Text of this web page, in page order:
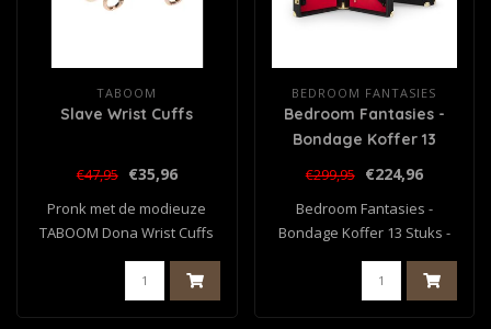
TABOOM
Slave Wrist Cuffs
€47,95 €35,96
Pronk met de modieuze
TABOOM Dona Wrist Cuffs
en geniet van ..
BEDROOM FANTASIES
Bedroom Fantasies -
Bondage Koffer 13
Stuks - Rundleer
€299,95 €224,96
Bedroom Fantasies -
Bondage Koffer 13 Stuks -
Rundleer